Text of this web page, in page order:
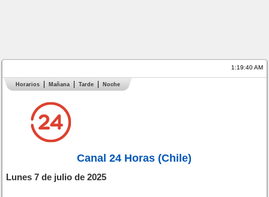
1:19:40 AM
Horarios Mañana Tarde Noche
Canal 24 Horas (Chile)
Lunes 7 de julio de 2025